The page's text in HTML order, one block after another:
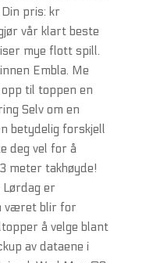
pris: kr
vår klart beste
mye flott spill.
Embla. Me
til toppen en
Selv om en
betydelig forskjell
deg vel for å
meter takhøyde!
er
været blir for
å velge blant
av dataene i